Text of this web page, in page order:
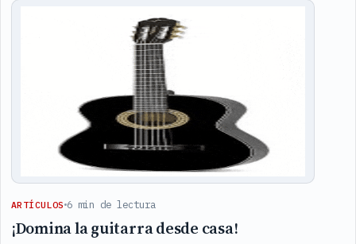
ARTÍCULOS 6 min de lectura
¡Domina la guitarra desde casa!